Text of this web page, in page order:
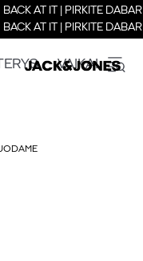
BACK AT IT | PIRKITE DABAR
BACK AT IT | PIRKITE DABAR
VAIKAI